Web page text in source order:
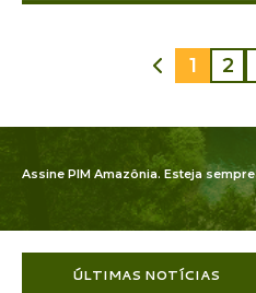
1 2
Assine PIM Amazônia. Esteja
ÚLTIMAS NOTÍCIAS